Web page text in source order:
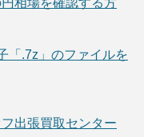
相場を確認する方
「.7z」のファイルを
出張買取センター